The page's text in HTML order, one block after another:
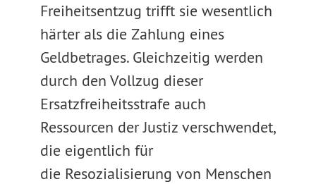
Freiheitsentzug trifft sie wesentlich
härter als die Zahlung eines
Geldbetrages. Gleichzeitig werden
durch den Vollzug dieser
Ersatzfreiheitsstrafe auch
Ressourcen der Justiz verschwendet,
die eigentlich für
die Resozialisierung von Menschen